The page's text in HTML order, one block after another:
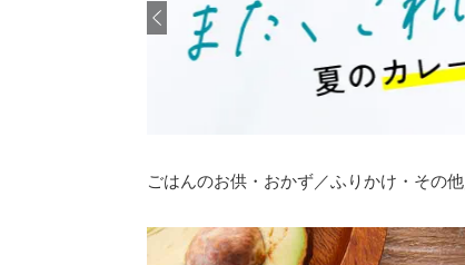
ごはんのお供・おかず／ふりかけ・その他